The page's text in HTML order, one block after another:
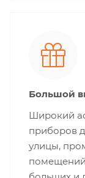
Большой
Широкий
приборов
улицы,